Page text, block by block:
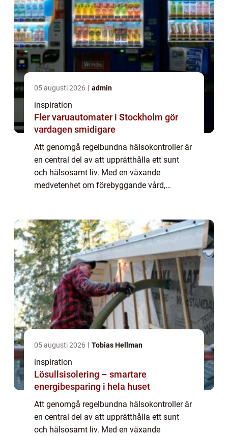
05 augusti 2026 admin
inspiration
Fler varuautomater i Stockholm gör
vardagen smidigare
Att genomgå regelbundna hälsokontroller är
en central del av att upprätthålla ett sunt
och hälsosamt liv. Med en växande
medvetenhet om förebyggande vård,
sjukdomar. G...
05 augusti 2026 Tobias Hellman
inspiration
Lösullsisolering – smartare
energibesparing i hela huset
Att genomgå regelbundna hälsokontroller är
en central del av att upprätthålla ett sunt
och hälsosamt liv. Med en växande